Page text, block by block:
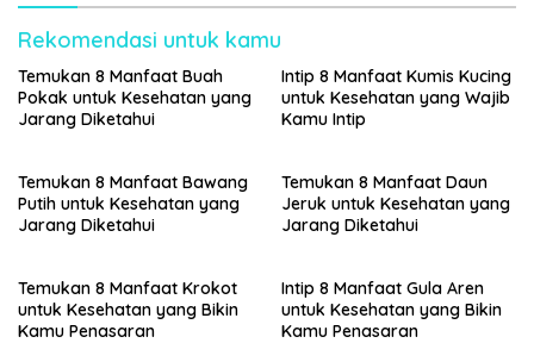
Rekomendasi untuk kamu
Temukan 8 Manfaat Buah
Pokak untuk Kesehatan yang
Jarang Diketahui
Intip 8 Manfaat Kumis Kucing
untuk Kesehatan yang Wajib
Kamu Intip
Temukan 8 Manfaat Bawang
Putih untuk Kesehatan yang
Jarang Diketahui
Temukan 8 Manfaat Daun
Jeruk untuk Kesehatan yang
Jarang Diketahui
Temukan 8 Manfaat Krokot
untuk Kesehatan yang Bikin
Kamu Penasaran
Intip 8 Manfaat Gula Aren
untuk Kesehatan yang Bikin
Kamu Penasaran